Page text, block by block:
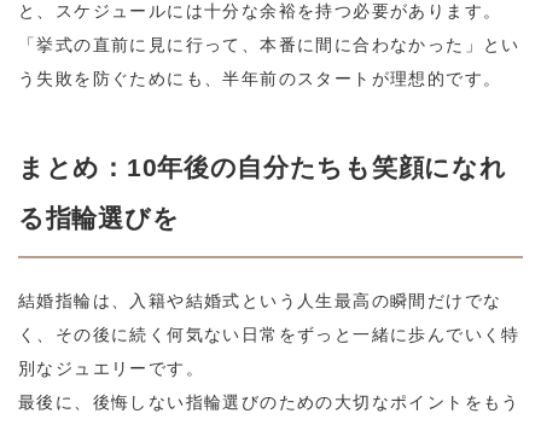
と、スケジュールには十分な余裕を持つ必要があります。
「挙式の直前に見に行って、本番に間に合わなかった」とい
う失敗を防ぐためにも、半年前のスタートが理想的です。
まとめ：10年後の自分たちも笑顔になれ
る指輪選びを
結婚指輪は、入籍や結婚式という人生最高の瞬間だけでな
く、その後に続く何気ない日常をずっと一緒に歩んでいく特
別なジュエリーです。
最後に、後悔しない指輪選びのための大切なポイントをもう